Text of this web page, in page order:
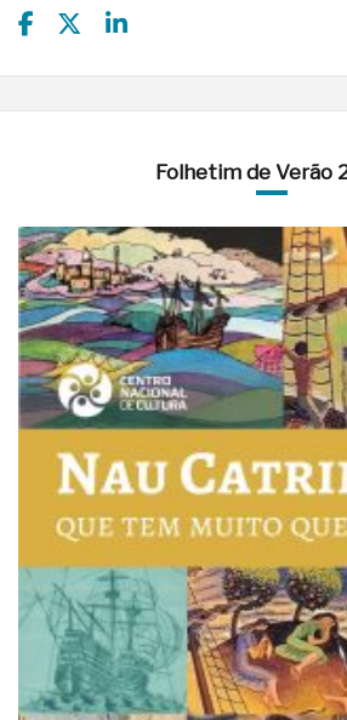
Folhetim de Verão